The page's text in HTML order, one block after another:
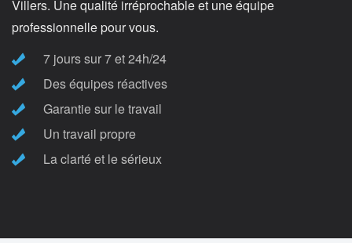
Villers. Une qualité irréprochable et une équipe
professionnelle pour vous.
7 jours sur 7 et 24h/24
Des équipes réactives
Garantie sur le travail
Un travail propre
La clarté et le sérieux